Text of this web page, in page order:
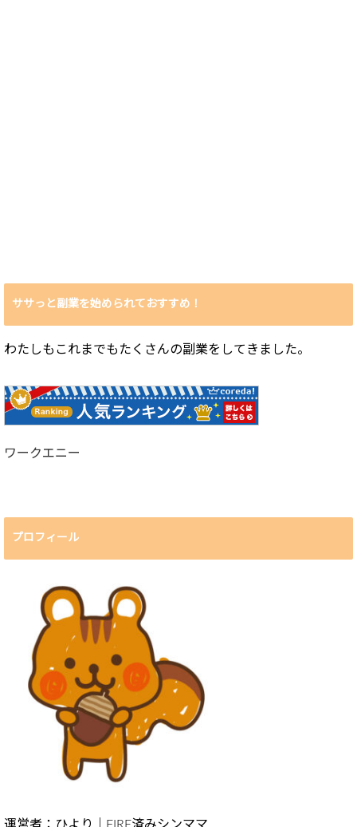
ササっと副業を始められておすすめ！
わたしもこれまでもたくさんの副業をしてきました。
ワークエニー
プロフィール